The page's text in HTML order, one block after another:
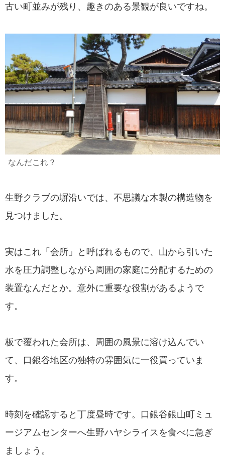
古い町並みが残り、趣きのある景観が良いですね。
なんだこれ？
生野クラブの塀沿いでは、不思議な木製の構造物を
見つけました。
実はこれ「会所」と呼ばれるもので、山から引いた
水を圧力調整しながら周囲の家庭に分配するための
装置なんだとか。意外に重要な役割があるようで
す。
板で覆われた会所は、周囲の風景に溶け込んでい
て、口銀谷地区の独特の雰囲気に一役買っていま
す。
時刻を確認すると丁度昼時です。口銀谷銀山町ミュ
ージアムセンターへ生野ハヤシライスを食べに急ぎ
ましょう。